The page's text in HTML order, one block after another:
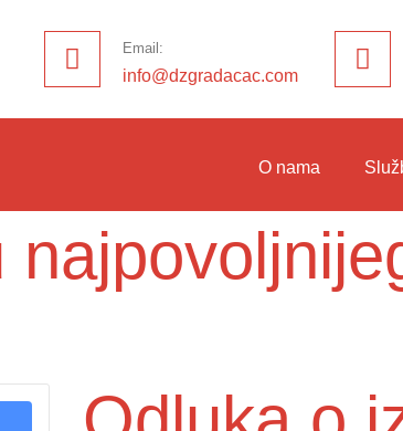
Email:
info@dzgradacac.com
O nama